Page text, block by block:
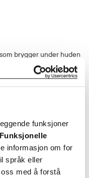
funksjoner
Funksjonelle
informasjon om for
språk eller
med å forstå
brygger under huden
i de tilfeller man ikke